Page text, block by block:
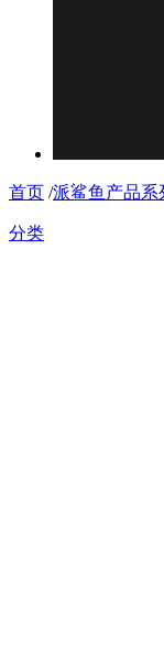
首页 /派鲨鱼产品系
分类